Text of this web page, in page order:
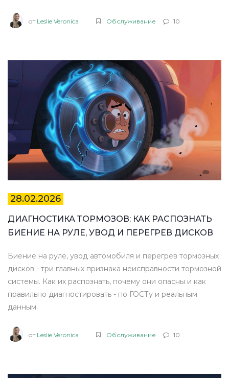
от Leslie Veronica Обслуживание 10
28.02.2026
ДИАГНОСТИКА ТОРМОЗОВ: КАК РАСПОЗНАТЬ
БИЕНИЕ НА РУЛЕ, УВОД И ПЕРЕГРЕВ ДИСКОВ
Биение на руле, увод автомобиля и перегрев тормозных
дисков - три главных признака неисправности тормозной
системы. Как их распознать, почему они опасны и как
правильно диагностировать - по ГОСТу и реальным
данным.
от Leslie Veronica Обслуживание 10